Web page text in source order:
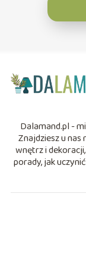
Dalamand.pl -
Znajdziesz u
wnętrz i
porady, jak